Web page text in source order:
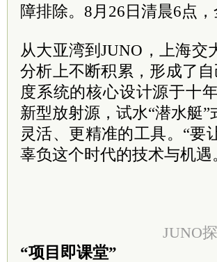
障排除。8月26日清晨6点
从大亚湾到JUNO，上海
分析上不断积累，形成了
度系统的核心设计源于十
新型放射源，试水“潜水艇
灵活、更精准的工具。“要
辜负这个时代的技术与机遇
JUNO
“项目即课堂”